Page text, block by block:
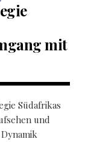
mit
Südafrikas
und